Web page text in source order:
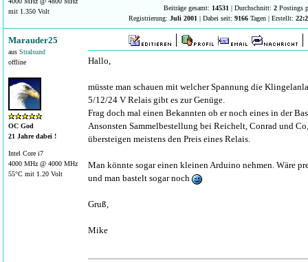
mit 1.350 Volt
Beiträge gesamt: 14531 | Durchschnitt: 2 Postings
Registrierung: Juli 2001 | Dabei seit: 9166Tagen | Erstellt:
Marauder25
aus Stralsund
offline
OC God
21 Jahre dabei !
Intel Core i7
4000 MHz @ 4000 MHz
55°C mit 1.20 Volt
Hallo,
müsste man schauen mit welcher Spannung die
5/12/24 V Relais gibt es zur Genüge.
Frag doch mal einen Bekannten ob er noch eines in der
Ansonsten Sammelbestellung bei Reichelt, Conrad und
übersteigen meistens den Preis eines Relais.
Man könnte sogar einen kleinen Arduino nehmen. Wäre
und man bastelt sogar noch
Gruß,
Mike